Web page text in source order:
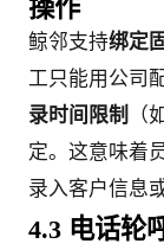
操作
鲸邻支持绑定
工只能用公司
录时间限制
（
定。这意味着
录入客户信息
4.3 电话轮